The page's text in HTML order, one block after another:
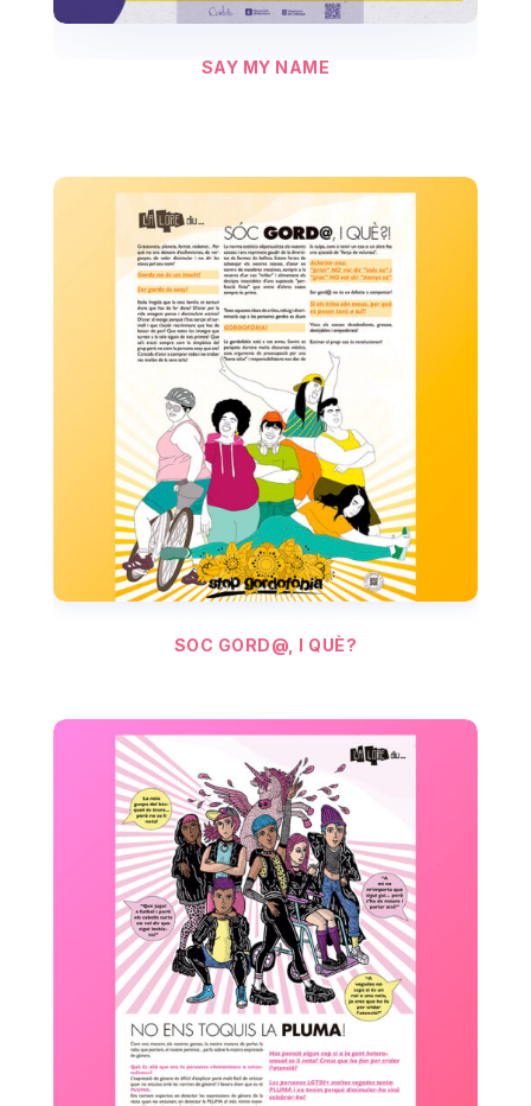
SAY MY NAME
SOC GORD@, I QUÈ?